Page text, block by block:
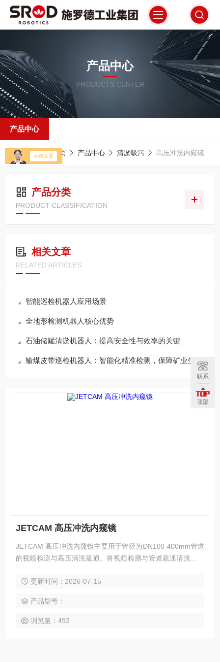
产品中心
PRODUCTS CENTER
产品中心
当前位置：首页 产品中心 清淤吸污 高压冲洗内窥镜
产品分类
PRODUCT CLASSIFICATION
相关文章
RELATED ARTICLES
智能巡检机器人应用场景
全地形检测机器人核心优势
石油储罐清淤机器人：提高安全性与效率的关键
输煤皮带巡检机器人：智能化精准检测，保障矿业生产
JETCAM 高压冲洗内窥镜
JETCAM 高压冲洗内窥镜主要用于管径为DN100-400mm管道
的视频检测与高压清洗疏通。将视频检测与管道疏通清洗工作
入。 更新时间：2026-07-15
产品型号：
浏览量：492
联系
顶部